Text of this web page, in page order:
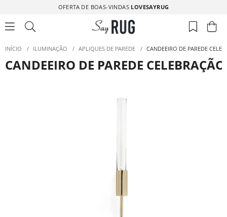
OFERTA DE BOAS-VINDAS LOVESAYRUG
INÍCIO / ILUMINAÇÃO / APLIQUES DE PAREDE / CANDEEIRO DE PAREDE
CANDEEIRO DE PAREDE CELEBRAÇÃO